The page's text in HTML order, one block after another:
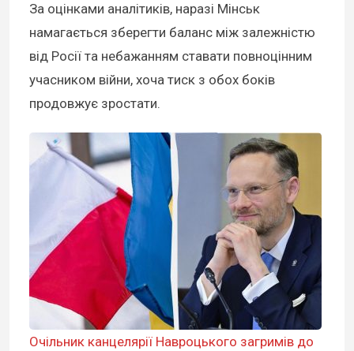
За оцінками аналітиків, наразі Мінськ
намагається зберегти баланс між залежністю
від Росії та небажанням ставати повноцінним
учасником війни, хоча тиск з обох боків
продовжує зростати.
Очільник канцелярії Навроцького загримів до